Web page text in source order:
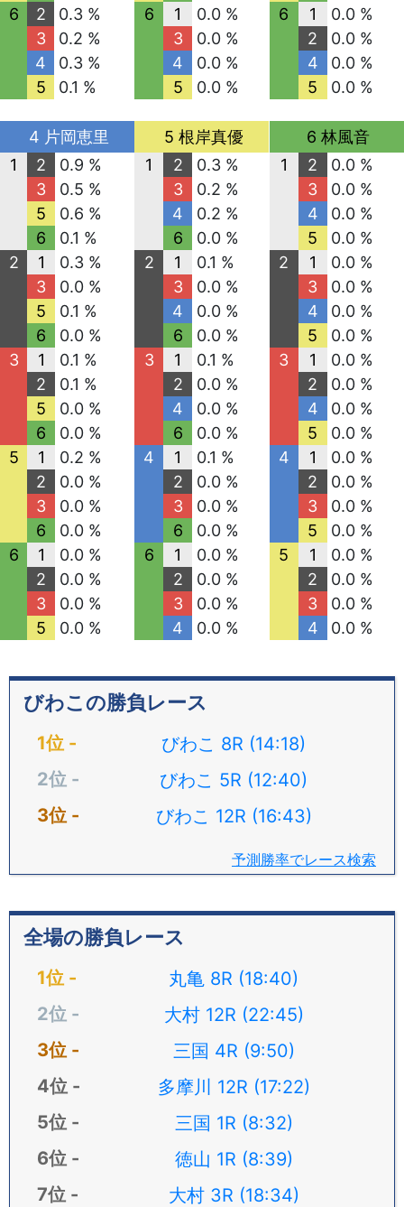
6
2
0.3 %
3
0.2 %
4
0.3 %
5
0.1 %
6
1
0.0 %
3
0.0 %
4
0.0 %
5
0.0 %
6
1
0.0 %
2
0.0 %
4
0.0 %
5
0.0 %
4 片岡恵里
1
2
0.9 %
3
0.5 %
5
0.6 %
6
0.1 %
2
1
0.3 %
3
0.0 %
5
0.1 %
6
0.0 %
3
1
0.1 %
2
0.1 %
5
0.0 %
6
0.0 %
5
1
0.2 %
2
0.0 %
3
0.0 %
6
0.0 %
6
1
0.0 %
2
0.0 %
3
0.0 %
5
0.0 %
5 根岸真優
1
2
0.3 %
3
0.2 %
4
0.2 %
6
0.0 %
2
1
0.1 %
3
0.0 %
4
0.0 %
6
0.0 %
3
1
0.1 %
2
0.0 %
4
0.0 %
6
0.0 %
4
1
0.1 %
2
0.0 %
3
0.0 %
6
0.0 %
6
1
0.0 %
2
0.0 %
3
0.0 %
4
0.0 %
6 林風音
1
2
0.0 %
3
0.0 %
4
0.0 %
5
0.0 %
2
1
0.0 %
3
0.0 %
4
0.0 %
5
0.0 %
3
1
0.0 %
2
0.0 %
4
0.0 %
5
0.0 %
4
1
0.0 %
2
0.0 %
3
0.0 %
5
0.0 %
5
1
0.0 %
2
0.0 %
3
0.0 %
4
0.0 %
びわこの勝負レース
びわこ 8R (14:18)
びわこ 5R (12:40)
びわこ 12R (16:43)
予測勝率でレース検索
全場の勝負レース
丸亀 8R (18:40)
大村 12R (22:45)
三国 4R (9:50)
多摩川 12R (17:22)
三国 1R (8:32)
徳山 1R (8:39)
大村 3R (18:34)